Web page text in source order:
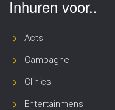
Inhuren voor..
Acts
Campagne
Clinics
Entertainmens